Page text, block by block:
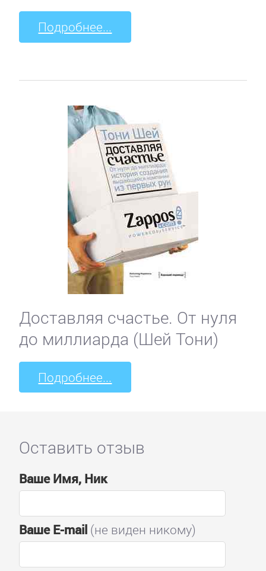
Подробнее...
Доставляя счастье. От нуля
до миллиарда (Шей Тони)
Подробнее...
Оставить отзыв
Ваше Имя, Ник
Ваше E-mail(не виден никому)